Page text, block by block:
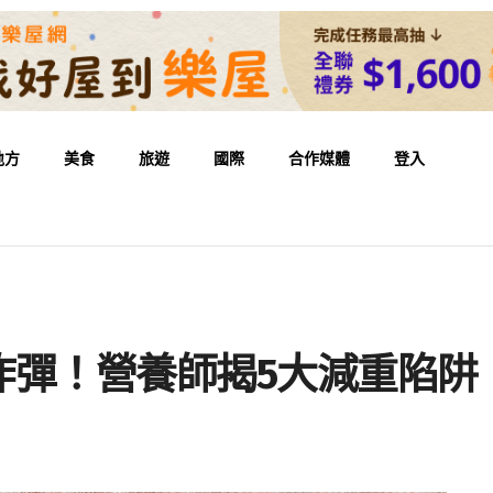
方 美食 旅遊 國際 合作媒體 登入
！營養師揭5大減重陷阱